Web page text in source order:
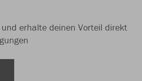
erhalte deinen Vorteil direkt